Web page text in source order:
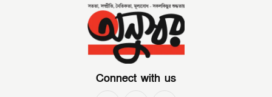
Connect with us